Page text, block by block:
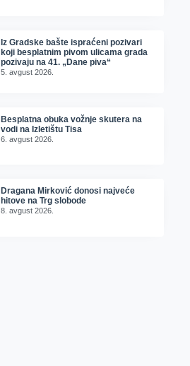
Iz Gradske bašte ispraćeni pozivari
koji besplatnim pivom ulicama grada
pozivaju na 41. „Dane piva“
5. avgust 2026.
Besplatna obuka vožnje skutera na
vodi na Izletištu Tisa
6. avgust 2026.
Dragana Mirković donosi najveće
hitove na Trg slobode
8. avgust 2026.